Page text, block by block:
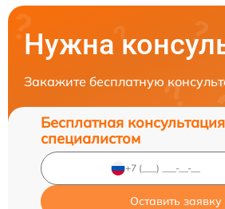
Нужна
Закажите бесплатную
Бесплатная
специалистом
Оставить заявку